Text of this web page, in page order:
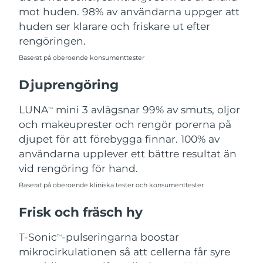
mot huden. 98% av användarna uppger att
huden ser klarare och friskare ut efter
rengöringen.
Baserat på oberoende konsumenttester
Djuprengöring
LUNATM
mini 3 avlägsnar 99% av smuts, oljor
och makeuprester och rengör porerna på
djupet för att förebygga finnar. 100% av
användarna upplever ett bättre resultat än
vid rengöring för hand.
Baserat på oberoende kliniska tester och konsumenttester
Frisk och fräsch hy
T-SonicTM-pulseringarna boostar
mikrocirkulationen så att cellerna får syre
Filippinerna Förväntad leverans11.08.2026
Polen
Puerto Rico
Qatar Förväntad leverans09.08.2026
Réunion Förväntad leverans 13.08.2026
Rumänien
Ryssland
Saudiarabien Förväntad leverans
Singapore 10.08.2026